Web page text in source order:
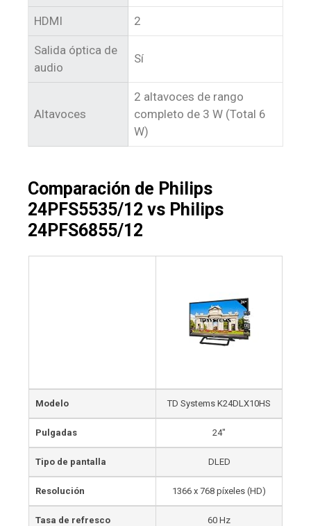
HDMI 2
Salida óptica de
audio
Sí
Altavoces
2 altavoces de rango
completo de 3 W (Total 6
W)
Comparación de Philips
24PFS5535/12 vs Philips
24PFS6855/12
Modelo TD Systems K24DLX10HS
Pulgadas 24″
Tipo de pantalla DLED
Resolución 1366 x 768 píxeles (HD)
Tasa de refresco 60 Hz